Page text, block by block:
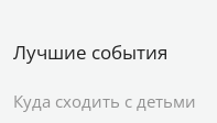
Лучшие события
Куда сходить с детьми